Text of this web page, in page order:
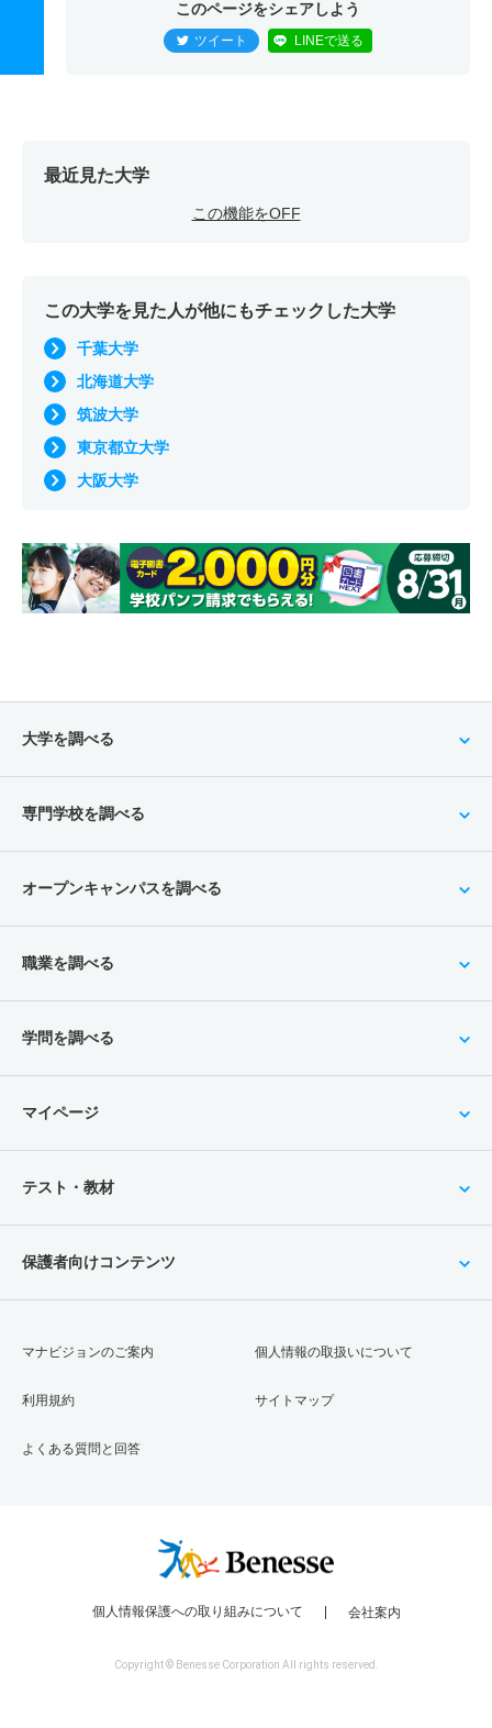
このページをシェアしよう
ツイート LINEで送る
最近見た大学
この機能をOFF
この大学を見た人が他にもチェックした大学
千葉大学
北海道大学
筑波大学
東京都立大学
大阪大学
大学を調べる
専門学校を調べる
オープンキャンパスを調べる
職業を調べる
学問を調べる
マイページ
テスト・教材
保護者向けコンテンツ
マナビジョンのご案内
利用規約
よくある質問と回答
個人情報の取扱いについて
サイトマップ
個人情報保護への取り組みについて 会社案内
Copyright © Benesse Corporation All rights reserved.